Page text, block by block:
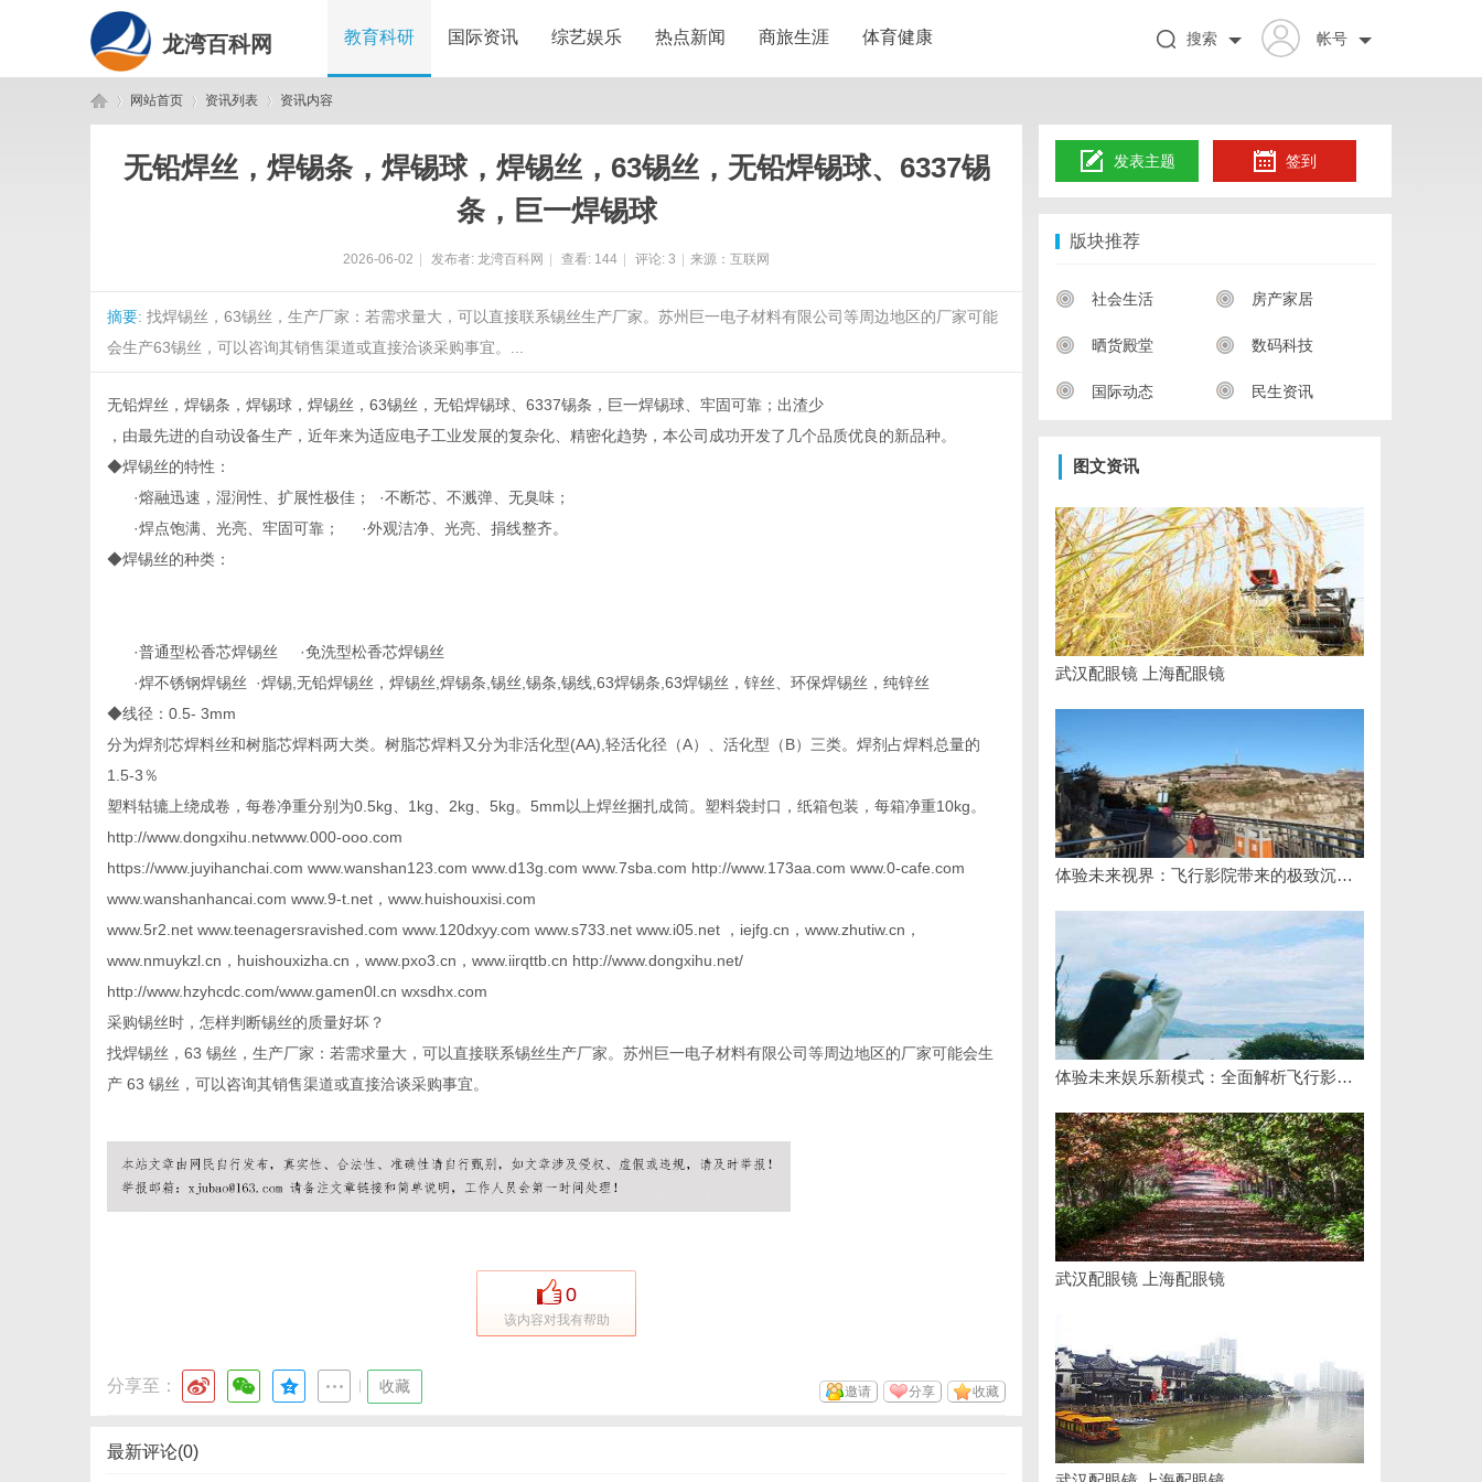
龙湾百科网 教育科研 国际资讯 综艺娱乐 热点新闻 商旅生涯 体育健康 帐号
搜索
网站首页 资讯列表 资讯内容
无铅焊丝，焊锡条，焊锡球，焊锡丝，63锡丝，无铅焊锡球、6337锡
条，巨一焊锡球
2026-06-02 发布者: 龙湾百科网 查看: 144 评论: 3 来源：互联网
摘要: 找焊锡丝，63锡丝，生产厂家：若需求量大，可以直接联系锡丝生产厂家。苏州巨一电子材料有限公司等周边地区的厂家可能
会生产63锡丝，可以咨询其销售渠道或直接洽谈采购事宜。...
无铅焊丝，焊锡条，焊锡球，焊锡丝，63锡丝，无铅焊锡球、6337锡条，巨一焊锡球、牢固可靠；出渣少
，由最先进的自动设备生产，近年来为适应电子工业发展的复杂化、精密化趋势，本公司成功开发了几个品质优良的新品种。
◆焊锡丝的特性：
·熔融迅速，湿润性、扩展性极佳； ·不断芯、不溅弹、无臭味；
·焊点饱满、光亮、牢固可靠； ·外观洁净、光亮、捐线整齐。
◆焊锡丝的种类：
·普通型松香芯焊锡丝 ·免洗型松香芯焊锡丝
·焊不锈钢焊锡丝 ·焊锡,无铅焊锡丝，焊锡丝,焊锡条,锡丝,锡条,锡线,63焊锡条,63焊锡丝，锌丝、环保焊锡丝，纯锌丝
◆线径：0.5- 3mm
分为焊剂芯焊料丝和树脂芯焊料两大类。树脂芯焊料又分为非活化型(AA),轻活化径（A）、活化型（B）三类。焊剂占焊料总量的
1.5-3％
塑料轱辘上绕成卷，每卷净重分别为0.5kg、1kg、2kg、5kg。5mm以上焊丝捆扎成筒。塑料袋封口，纸箱包装，每箱净重10kg。
http://www.dongxihu.netwww.000-ooo.com
https://www.juyihanchai.com www.wanshan123.com www.d13g.com www.7sba.com http://www.173aa.com www.0-cafe.com
www.wanshanhancai.com www.9-t.net，www.huishouxisi.com
www.5r2.net www.teenagersravished.com www.120dxyy.com www.s733.net www.i05.net ，iejfg.cn，www.zhutiw.cn，
www.nmuykzl.cn，huishouxizha.cn，www.pxo3.cn，www.iirqttb.cn http://www.dongxihu.net/
http://www.hzyhcdc.com/www.gamen0l.cn wxsdhx.com
采购锡丝时，怎样判断锡丝的质量好坏？
找焊锡丝，63 锡丝，生产厂家：若需求量大，可以直接联系锡丝生产厂家。苏州巨一电子材料有限公司等周边地区的厂家可能会生
产 63 锡丝，可以咨询其销售渠道或直接洽谈采购事宜。
0
该内容对我有帮助
分享至： 收藏 收藏
分享
邀请
最新评论(0)
发表主题 签到
版块推荐
社会生活 房产家居
晒货殿堂 数码科技
国际动态 民生资讯
图文资讯
武汉配眼镜 上海配眼镜
体验未来视界：飞行影院带来的极致沉浸感享受
体验未来娱乐新模式：全面解析飞行影院的魅力与发展前景
武汉配眼镜 上海配眼镜